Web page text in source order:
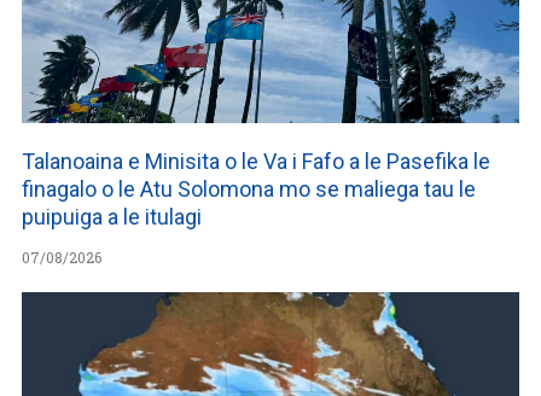
Talanoaina e Minisita o le Va i Fafo a le Pasefika le
finagalo o le Atu Solomona mo se maliega tau le
puipuiga a le itulagi
07/08/2026